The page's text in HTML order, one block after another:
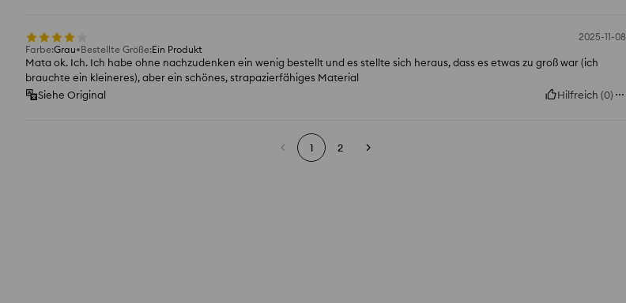
2025-11-08
Farbe:Grau Bestellte Größe:Ein Produkt
Mata ok. Ich. Ich habe ohne nachzudenken ein wenig bestellt und es stellte sich heraus, dass es etwas zu groß war (ich
brauchte ein kleineres), aber ein schönes, strapazierfähiges Material
Siehe Original
Hilfreich (0)
1 2